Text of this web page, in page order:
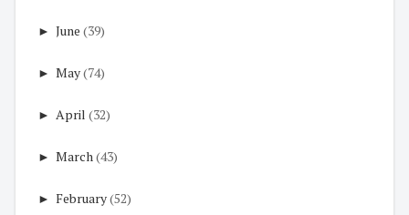
► June (39)
► May(74)
► April (32)
► March(43)
► February(52)